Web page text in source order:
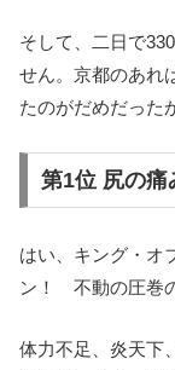
そして、二日で
せん。京都のあれ
たのがだめだった
第1位 尻の痛
はい、キング・オ
ン！ 不動の圧巻
体力不足、炎天下